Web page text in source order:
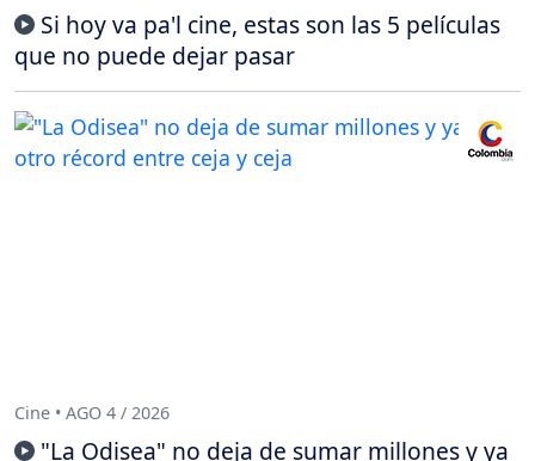
Si hoy va pa'l cine, estas son las 5 películas
que no puede dejar pasar
Cine • AGO 4 / 2026
"La Odisea" no deja de sumar millones y ya